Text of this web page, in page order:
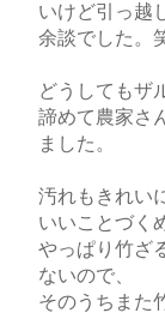
いけど引っ越
余談でした。
どうしてもザ
諦めて農家さ
ました。
汚れもきれい
いいことづく
やっぱり竹ざ
ないので、
そのうちまた